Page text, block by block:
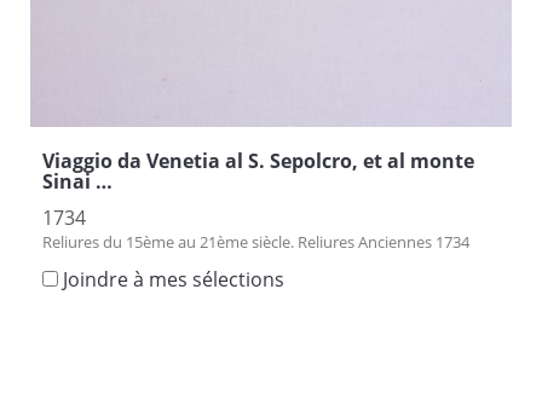
Viaggio da Venetia al S. Sepolcro, et al monte
Sinai …
1734
Reliures du 15ème au 21ème siècle. Reliures Anciennes 1734
Joindre à mes sélections